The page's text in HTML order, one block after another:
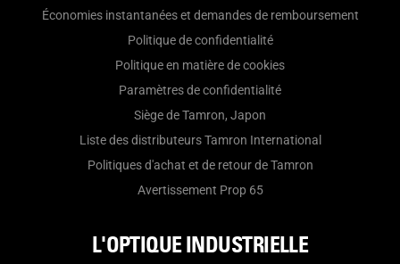
Économies instantanées et demandes de remboursement
Politique de confidentialité
Politique en matière de cookies
Paramètres de confidentialité
Siège de Tamron, Japon
Liste des distributeurs Tamron International
Politiques d'achat et de retour de Tamron
Avertissement Prop 65
L'OPTIQUE INDUSTRIELLE